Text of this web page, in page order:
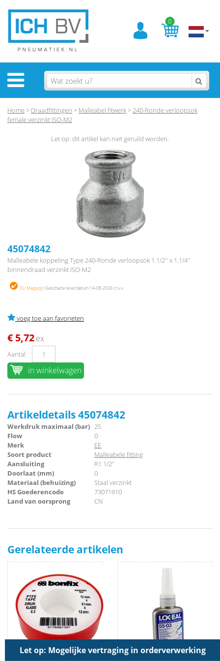
0
Let op: Mogelijke vertraging in orderverwerking
Home> Draadfittingen > Malleabel fitwerk>240-Ronde verloopsok
female verzinkt ISO-M2
Let op: dit artikel kan niet geruild worden.
45074842
Malleabele koppeling Type 240-Ronde verloopsok 1.1/2'' x 1.1/4''
binnendraad verzinkt ISO-M2
EU MagazijnGeschatte leverdatum 14-08-2026 t.t.v.v.
voeg toe aan favorieten
€ 5,72ex
Aantal
in winkelwagen
Artikeldetails 45074842
Werkdruk maximaal (bar) 25
Flow
0
Merk
EE
Soort product
Malleabele fitting
Aansluiting
R1 1/2"
Doorlaat (mm)
0
Materiaal (behuizing)
Staal verzinkt
HS Goederencode
73071910
Land van oorsprong
CN
Gerelateerde artikelen